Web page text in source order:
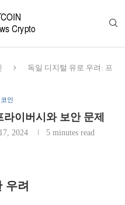
독일 디지털 유로 우려: 프
인
이버시와 보안 문제
2024 5 minutes read
우려